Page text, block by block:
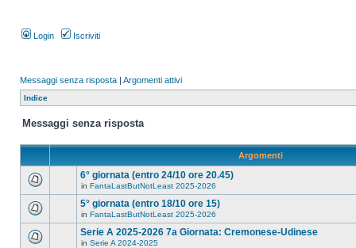
Login Iscriviti
Messaggi senza risposta | Argomenti attivi
Indice
Messaggi senza risposta
Argomenti
6° giornata (entro 24/10 ore 20.45)
in FantaLastButNotLeast 2025-2026
5° giornata (entro 18/10 ore 15)
in FantaLastButNotLeast 2025-2026
Serie A 2025-2026 7a Giornata: Cremonese-Udinese
in Serie A 2024-2025